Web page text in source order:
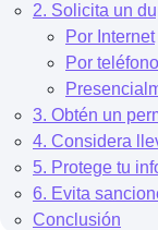
2. Solicita un
Por Internet
Por teléfono
3. Obtén un
4. Considera
5. Protege tu
6. Evita
Conclusión